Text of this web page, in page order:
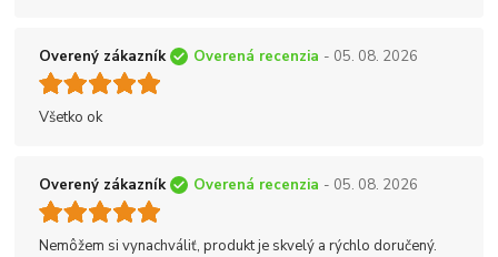
Overený zákazník Overená recenzia - 05. 08. 2026
Všetko ok
Overený zákazník Overená recenzia - 05. 08. 2026
Nemôžem si vynachváliť, produkt je skvelý a rýchlo doručený.